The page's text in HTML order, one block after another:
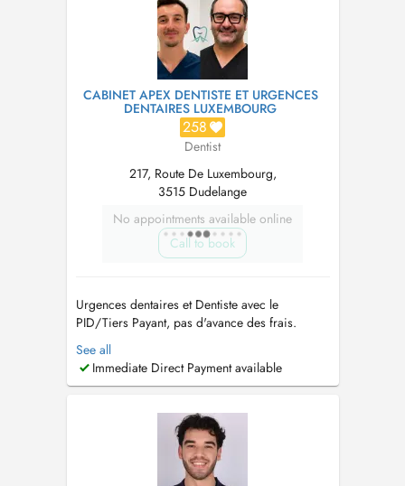
AUCUNE AVANCE DE FRAIS SUR LA PART
CNS Traitements de racines - Dé...
CABINET APEX DENTISTE ET URGENCES
DENTAIRES LUXEMBOURG
258
Dentist
217, Route De Luxembourg,
3515 Dudelange
No appointments available online
Call to book
Urgences dentaires et Dentiste avec le
PID/Tiers Payant, pas d'avance des frais.
Bienvenue au Cabinet Apex Dentiste ! Situé à
Dudelange à la frontière française, notre
cabinet vous accueille dans une ambiance
votre sourire à chaque étape de votre vi...
See all
Immediate Direct Payment available